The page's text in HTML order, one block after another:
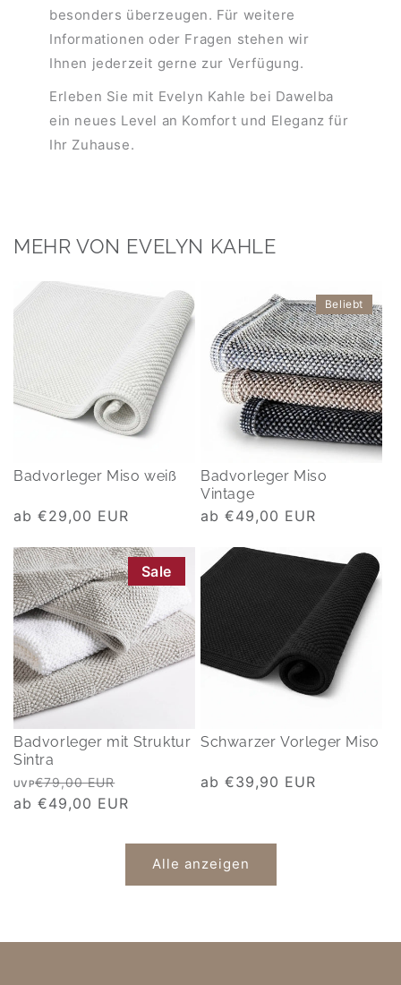
besonders überzeugen. Für weitere
Informationen oder Fragen stehen wir
Ihnen jederzeit gerne zur Verfügung.
Erleben Sie mit Evelyn Kahle bei Dawelba
ein neues Level an Komfort und Eleganz für
Ihr Zuhause.
MEHR VON EVELYN KAHLE
Badvorleger Miso weiß
Normaler
ab €29,00 EUR
Badvorleger Miso
Vintage
Normaler
ab €49,00 EUR
Beliebt
Badvorleger mit Struktur
Sintra
Normaler
Preis
UVP€79,00 EUR
Verkaufspreis
ab €49,00 EUR
Sale
Schwarzer Vorleger Miso
Normaler
ab €39,90 EUR
Alle anzeigen